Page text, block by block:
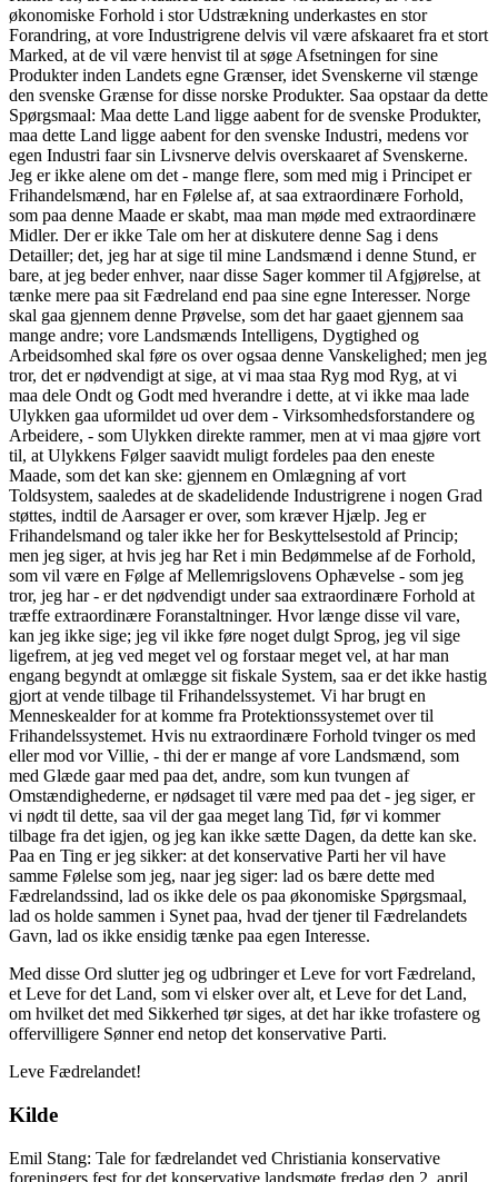
økonomiske Forhold i stor Udstrækning underkastes en stor
Forandring, at vore Industrigrene delvis vil være afskaaret fra et stort
Marked, at de vil være henvist til at søge Afsetningen for sine
Produkter inden Landets egne Grænser, idet Svenskerne vil stænge
den svenske Grænse for disse norske Produkter. Saa opstaar da dette
Spørgsmaal: Maa dette Land ligge aabent for de svenske Produkter,
maa dette Land ligge aabent for den svenske Industri, medens vor
egen Industri faar sin Livsnerve delvis overskaaret af Svenskerne.
Jeg er ikke alene om det - mange flere, som med mig i Principet er
Frihandelsmænd, har en Følelse af, at saa extraordinære Forhold,
som paa denne Maade er skabt, maa man møde med extraordinære
Midler. Der er ikke Tale om her at diskutere denne Sag i dens
Detailler; det, jeg har at sige til mine Landsmænd i denne Stund, er
bare, at jeg beder enhver, naar disse Sager kommer til Afgjørelse, at
tænke mere paa sit Fædreland end paa sine egne Interesser. Norge
skal gaa gjennem denne Prøvelse, som det har gaaet gjennem saa
mange andre; vore Landsmænds Intelligens, Dygtighed og
Arbeidsomhed skal føre os over ogsaa denne Vanskelighed; men jeg
tror, det er nødvendigt at sige, at vi maa staa Ryg mod Ryg, at vi
maa dele Ondt og Godt med hverandre i dette, at vi ikke maa lade
Ulykken gaa uformildet ud over dem - Virksomhedsforstandere og
Arbeidere, - som Ulykken direkte rammer, men at vi maa gjøre vort
til, at Ulykkens Følger saavidt muligt fordeles paa den eneste
Maade, som det kan ske: gjennem en Omlægning af vort
Toldsystem, saaledes at de skadelidende Industrigrene i nogen Grad
støttes, indtil de Aarsager er over, som kræver Hjælp. Jeg er
Frihandelsmand og taler ikke her for Beskyttelsestold af Princip;
men jeg siger, at hvis jeg har Ret i min Bedømmelse af de Forhold,
som vil være en Følge af Mellemrigslovens Ophævelse - som jeg
tror, jeg har - er det nødvendigt under saa extraordinære Forhold at
træffe extraordinære Foranstaltninger. Hvor længe disse vil vare,
kan jeg ikke sige; jeg vil ikke føre noget dulgt Sprog, jeg vil sige
ligefrem, at jeg ved meget vel og forstaar meget vel, at har man
engang begyndt at omlægge sit fiskale System, saa er det ikke hastig
gjort at vende tilbage til Frihandelssystemet. Vi har brugt en
Menneskealder for at komme fra Protektionssystemet over til
Frihandelssystemet. Hvis nu extraordinære Forhold tvinger os med
eller mod vor Villie, - thi der er mange af vore Landsmænd, som
med Glæde gaar med paa det, andre, som kun tvungen af
Omstændighederne, er nødsaget til være med paa det - jeg siger, er
vi nødt til dette, saa vil der gaa meget lang Tid, før vi kommer
tilbage fra det igjen, og jeg kan ikke sætte Dagen, da dette kan ske.
Paa en Ting er jeg sikker: at det konservative Parti her vil have
samme Følelse som jeg, naar jeg siger: lad os bære dette med
Fædrelandssind, lad os ikke dele os paa økonomiske Spørgsmaal,
lad os holde sammen i Synet paa, hvad der tjener til Fædrelandets
Gavn, lad os ikke ensidig tænke paa egen Interesse.
Med disse Ord slutter jeg og udbringer et Leve for vort Fædreland,
et Leve for det Land, som vi elsker over alt, et Leve for det Land,
om hvilket det med Sikkerhed tør siges, at det har ikke trofastere og
offervilligere Sønner end netop det konservative Parti.
Leve Fædrelandet!
Kilde
Emil Stang: Tale for fædrelandet ved Christiania konservative
foreningers fest for det konservative landsmøte fredag den 2. april